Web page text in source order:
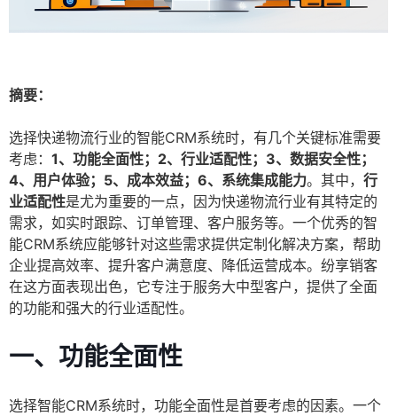
摘要：
选择快递物流行业的智能CRM系统时，有几个关键标准需要
考虑： 1、功能全面性；2、行业适配性；3、数据安全性；
4、用户体验；5、成本效益；6、系统集成能力。其中， 行
业适配性是尤为重要的一点，因为快递物流行业有其特定的
需求，如实时跟踪、订单管理、客户服务等。一个优秀的智
能CRM系统应能够针对这些需求提供定制化解决方案，帮助
企业提高效率、提升客户满意度、降低运营成本。纷享销客
在这方面表现出色，它专注于服务大中型客户，提供了全面
的功能和强大的行业适配性。
一、功能全面性
选择智能CRM系统时，功能全面性是首要考虑的因素。一个